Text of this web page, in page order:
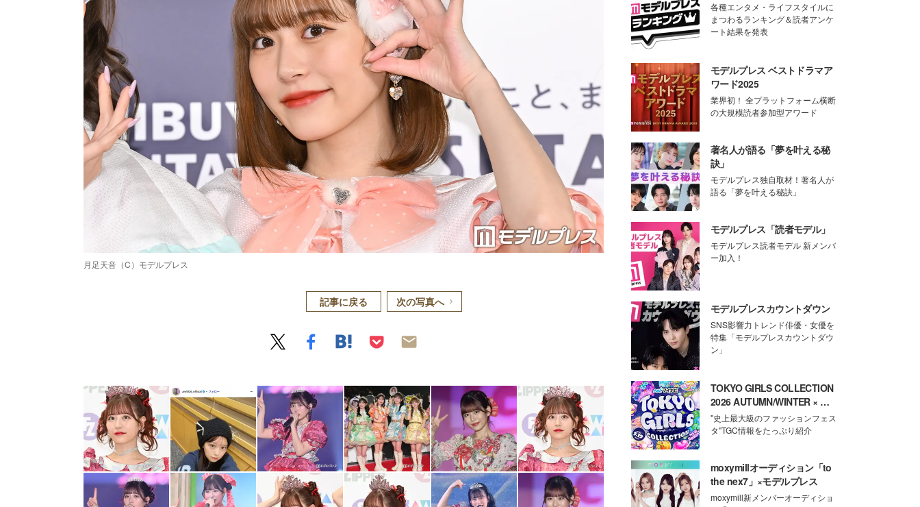
月足天音（C）モデルプレス
記事に戻る 次の写真へ
各種エンタメ・ライフスタイルに
まつわるランキング＆読者アンケ
ート結果を発表
モデルプレス ベストドラマア
ワード2025
業界初！ 全プラットフォーム横断
の大規模読者参加型アワード
著名人が語る「夢を叶える秘
訣」
モデルプレス独自取材！著名人が
語る「夢を叶える秘訣」
モデルプレス「読者モデル」
モデルプレス読者モデル 新メンバ
ー加入！
モデルプレスカウントダウン
SNS影響力トレンド俳優・女優を
特集「モデルプレスカウントダウ
ン」
TOKYO GIRLS COLLECTION
2026 AUTUMN/WINTER × モ
デルプレス
"史上最大級のファッションフェス
タ"TGC情報をたっぷり紹介
moxymillオーディション「to
the nex7」×モデルプレス
moxymill新メンバーオーディショ